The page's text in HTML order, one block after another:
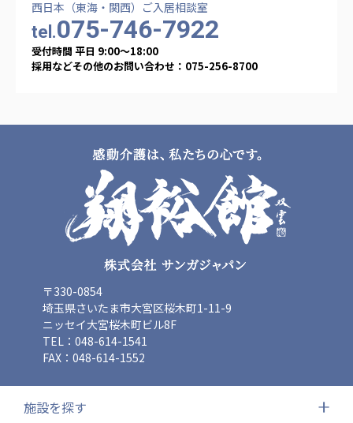
西日本（東海・関西）ご入居相談室
tel.075-746-7922
受付時間 平日 9:00〜18:00
採用などその他のお問い合わせ：075-256-8700
〒330-0854
埼玉県さいたま市大宮区桜木町1-11-9
ニッセイ大宮桜木町ビル8F
TEL：048-614-1541
FAX：048-614-1552
施設を探す